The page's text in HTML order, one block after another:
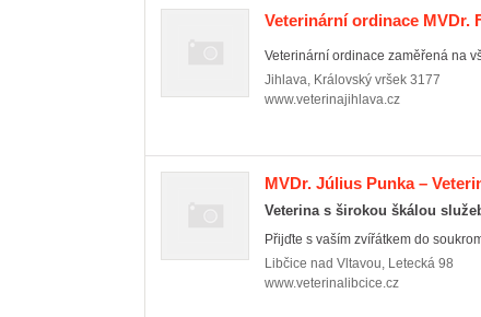
Veterinární ordinace MVDr.
Veterinární ordinace zaměřená na
Jihlava, Královský vršek 3177
www.veterinajihlava.cz
MVDr. Július Punka –
Veterina s širokou škálou
Přijďte s vaším zvířátkem do
Libčice nad Vltavou, Letecká 98
www.veterinalibcice.cz